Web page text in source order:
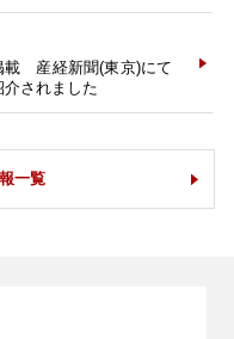
載 産経新聞(東京)にて
されました
一覧